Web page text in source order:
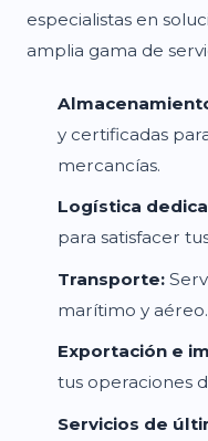
especialistas en
amplia gama de
y certificadas
mercancías.
Logística
para satisfacer
Transporte:
marítimo y aéreo.
Exportación e
tus operaciones
Servicios de